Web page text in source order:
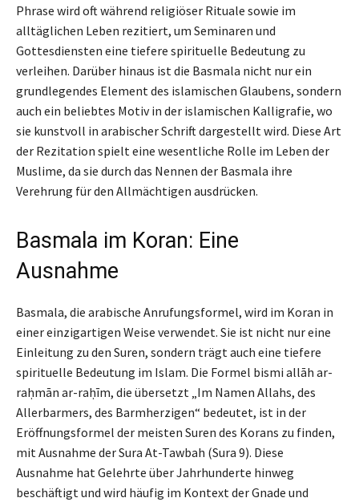
Phrase wird oft während religiöser Rituale sowie im
alltäglichen Leben rezitiert, um Seminaren und
Gottesdiensten eine tiefere spirituelle Bedeutung zu
verleihen. Darüber hinaus ist die Basmala nicht nur ein
grundlegendes Element des islamischen Glaubens, sondern
auch ein beliebtes Motiv in der islamischen Kalligrafie, wo
sie kunstvoll in arabischer Schrift dargestellt wird. Diese Art
der Rezitation spielt eine wesentliche Rolle im Leben der
Muslime, da sie durch das Nennen der Basmala ihre
Verehrung für den Allmächtigen ausdrücken.
Basmala im Koran: Eine
Ausnahme
Basmala, die arabische Anrufungsformel, wird im Koran in
einer einzigartigen Weise verwendet. Sie ist nicht nur eine
Einleitung zu den Suren, sondern trägt auch eine tiefere
spirituelle Bedeutung im Islam. Die Formel bismi allāh ar-
raḥmān ar-raḥīm, die übersetzt „Im Namen Allahs, des
Allerbarmers, des Barmherzigen“ bedeutet, ist in der
Eröffnungsformel der meisten Suren des Korans zu finden,
mit Ausnahme der Sura At-Tawbah (Sura 9). Diese
Ausnahme hat Gelehrte über Jahrhunderte hinweg
beschäftigt und wird häufig im Kontext der Gnade und